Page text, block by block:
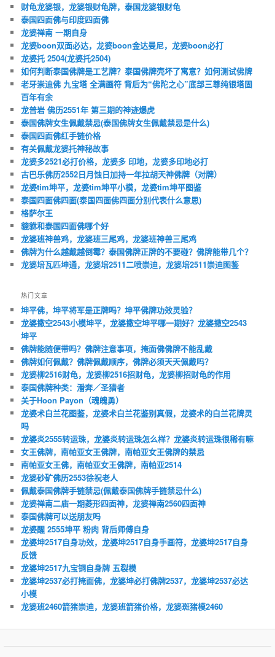
财龟龙婆银，龙婆银财龟牌，泰国龙婆银财龟
泰国四面佛与印度四面佛
龙婆禅南 一期自身
龙婆boon双面必达，龙婆boon金达曼尼，龙婆boon必打
龙婆托 2504(龙婆托2504)
如何判断泰国佛牌是工艺牌？泰国佛牌壳坏了寓意？如何测试佛牌
老牙崇迪佛 九宝塔 全满画符 背后为“佛陀之心”底部三尊纯银塔固
百年有余
龙普岩 佛历2551年 第三期的神迹爆虎
泰国佛牌女生佩戴禁忌(泰国佛牌女生佩戴禁忌是什么)
泰国四面佛红手链价格
有关佩戴龙婆托神秘故事
龙婆多2521必打价格，龙婆多 印地，龙婆多印地必打
古巴乐佛历2552日月蚀日加持一年拉胡天神佛牌（对牌）
龙婆tim坤平，龙婆tim坤平小模，龙婆tim坤平图鉴
泰国四面佛四面(泰国四面佛四面分别代表什么意思)
格萨尔王
貔貅和泰国四面佛哪个好
龙婆班神兽鸡，龙婆班三尾鸡，龙婆班神兽三尾鸡
佛牌为什么越戴越倒霉？泰国佛牌正牌的不要碰？佛牌能带几个？
龙婆培瓦匹坤通，龙婆培2511二喷崇迪，龙婆培2511崇迪图鉴
热门文章
坤平佛，坤平将军是正牌吗？坤平佛牌功效灵验？
龙婆撒空2543小模坤平，龙婆撒空坤平哪一期好？龙婆撒空2543
坤平
佛牌能随便带吗？佛牌注意事项，掩面佛佛牌不能乱戴
佛牌如何佩戴？佛牌佩戴顺序，佛牌必须天天佩戴吗？
龙婆柳2516财龟，龙婆柳2516招财龟，龙婆柳招财龟的作用
泰国佛牌种类：潘奔／圣猎者
关于Hoon Payon（魂魄勇）
龙婆术白兰花图鉴，龙婆术白兰花鉴别真假，龙婆术的白兰花牌灵
吗
龙婆炎2555转运珠，龙婆炎转运珠怎么样？龙婆炎转运珠很稀有嘛
女王佛牌，南帕亚女王佛牌，南帕亚女王佛牌的禁忌
南帕亚女王佛，南帕亚女王佛牌，南帕亚2514
龙婆砂矿佛历2553徐祝老人
佩戴泰国佛牌手链禁忌(佩戴泰国佛牌手链禁忌什么)
龙婆禅南二庙一期菱形四面神，龙婆禅南2560四面神
泰国佛牌可以送朋友吗
龙婆醒 2555坤平 粉肉 背后师傅自身
龙婆坤2517自身功效，龙婆坤2517自身手画符，龙婆坤2517自身
反馈
龙婆坤2517九宝铜自身牌 五裂模
龙婆坤2537必打掩面佛，龙婆坤必打佛牌2537，龙婆坤2537必达
小模
龙婆班2460箭猪崇迪，龙婆班箭猪价格，龙婆斑猪模2460